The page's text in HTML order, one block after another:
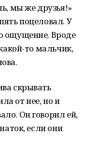
мы же друзья!»
поцеловал. У
ощущение. Вроде
то мальчик,
скрывать
от нее, но и
Он говорил ей,
если они